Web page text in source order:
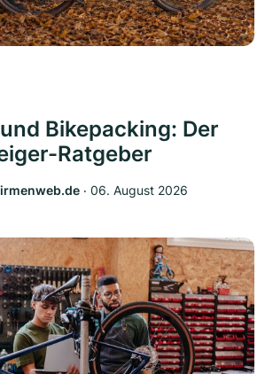
Bikepacking: Der
Ratgeber
‧ 06. August 2026